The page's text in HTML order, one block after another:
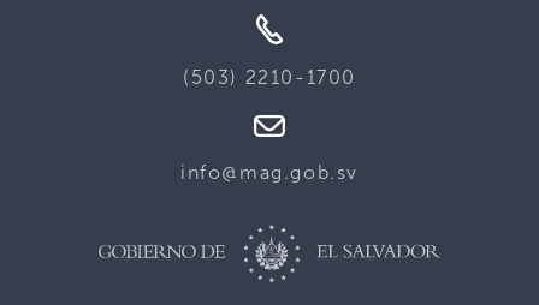
(503) 2210-1700
info@mag.gob.sv